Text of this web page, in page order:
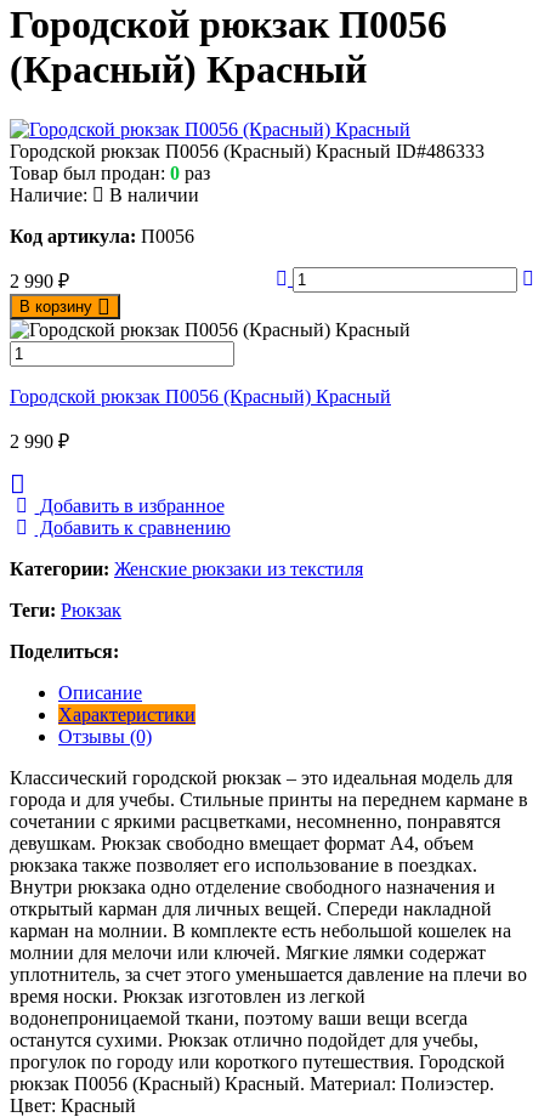
Городской рюкзак П0056
(Красный) Красный
Городской рюкзак П0056 (Красный) Красный ID#486333
Товар был продан: 0 раз
Наличие:
В наличии
Код артикула: П0056
2 990 ₽
В корзину
Городской рюкзак П0056 (Красный) Красный
2 990 ₽
Добавить в избранное
Добавить к сравнению
Категории: Женские рюкзаки из текстиля
Теги: Рюкзак
Поделиться:
Описание
Характеристики
Отзывы (0)
Классический городской рюкзак – это идеальная модель для
города и для учебы. Стильные принты на переднем кармане в
сочетании с яркими расцветками, несомненно, понравятся
девушкам. Рюкзак свободно вмещает формат А4, объем
рюкзака также позволяет его использование в поездках.
Внутри рюкзака одно отделение свободного назначения и
открытый карман для личных вещей. Спереди накладной
карман на молнии. В комплекте есть небольшой кошелек на
молнии для мелочи или ключей. Мягкие лямки содержат
уплотнитель, за счет этого уменьшается давление на плечи во
время носки. Рюкзак изготовлен из легкой
водонепроницаемой ткани, поэтому ваши вещи всегда
останутся сухими. Рюкзак отлично подойдет для учебы,
прогулок по городу или короткого путешествия. Городской
рюкзак П0056 (Красный) Красный. Материал: Полиэстер.
Цвет: Красный